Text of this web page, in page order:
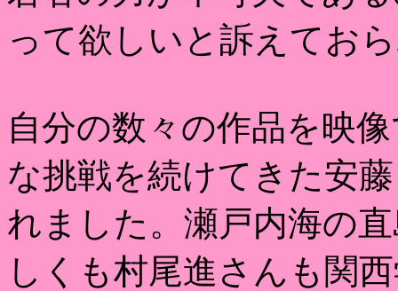
って欲しいと訴えてお
自分の数々の作品を映
な挑戦を続けてきた安
れました。瀬戸内海の
しくも村尾進さんも関